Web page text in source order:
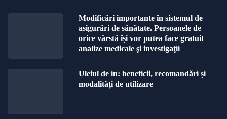
Modificări importante în sistemul de
asigurări de sănătate. Persoanele de
orice vârstă își vor putea face gratuit
analize medicale şi investigaţii
Uleiul de in: beneficii, recomandări și
modalități de utilizare